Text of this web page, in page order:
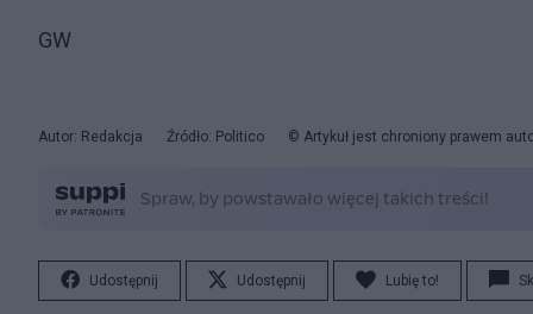
GW
Autor: Redakcja Źródło: Politico © Artykuł jest chroniony prawem
Udostępnij Udostępnij Lubię to!